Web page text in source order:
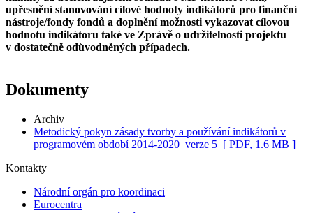
upřesnění stanovování cílové hodnoty indikátorů pro finanční
nástroje/fondy fondů a doplnění možnosti vykazovat cílovou
hodnotu indikátoru také ve Zprávě o udržitelnosti projektu
v dostatečně odůvodněných případech.
Dokumenty
Archiv
Metodický pokyn zásady tvorby a používání indikátorů v
programovém období 2014-2020_verze 5 [ PDF, 1.6 MB ]
Kontakty
Národní orgán pro koordinaci
Eurocentra